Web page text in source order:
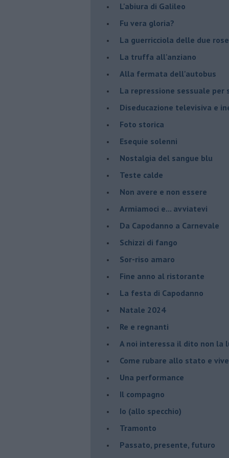
L'abiura di Galileo
Fu vera gloria?
La guerricciola delle due rose
La truffa all'anziano
Alla fermata dell'autobus
La repressione sessuale per
Diseducazione televisiva e
Foto storica
Esequie solenni
Nostalgia del sangue blu
Teste calde
Non avere e non essere
Armiamoci e... avviatevi
Da Capodanno a Carnevale
Schizzi di fango
Sor-riso amaro
Fine anno al ristorante
La festa di Capodanno
Natale 2024
Re e regnanti
A noi interessa il dito non la
Come rubare allo stato e
Una performance
Il compagno
​Io (allo specchio)
Tramonto
Passato, presente, futuro